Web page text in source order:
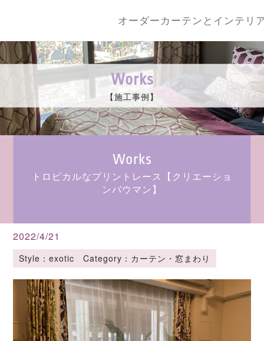
オーダーカーテンとインテリ
Works
【施工事例】
Works
トロピカルなプリントレース【クリエーショ
ンバウマン】
2022/4/21
Style：exotic Category：カーテン・窓まわり